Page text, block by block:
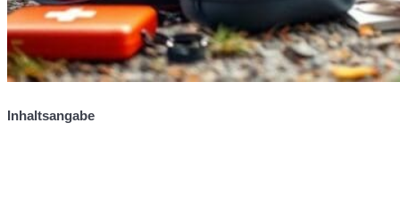
Inhaltsangabe